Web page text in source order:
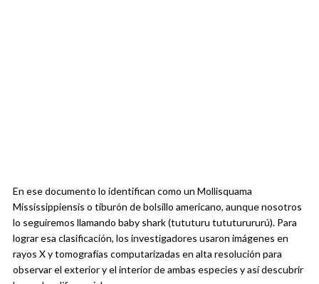
En ese documento lo identifican como un Mollisquama
Mississippiensis o tiburón de bolsillo americano, aunque nosotros
lo seguiremos llamando baby shark (tututuru tututurururú). Para
lograr esa clasificación, los investigadores usaron imágenes en
rayos X y tomografías computarizadas en alta resolución para
observar el exterior y el interior de ambas especies y así descubrir